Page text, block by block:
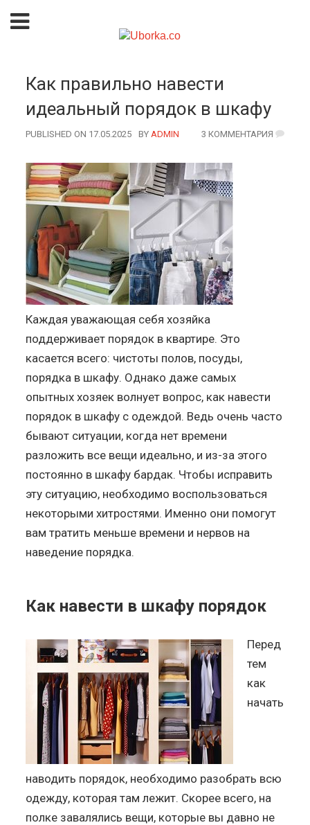
Как правильно навести
идеальный порядок в шкафу
PUBLISHED ON 17.05.2025 BY AUTHOR
ADMIN 3 КОММЕНТАРИЯ
Каждая уважающая себя хозяйка
поддерживает порядок в квартире. Это
касается всего: чистоты полов, посуды,
порядка в шкафу. Однако даже самых
опытных хозяек волнует вопрос, как навести
порядок в шкафу с одеждой. Ведь очень часто
бывают ситуации, когда нет времени
разложить все вещи идеально, и из-за этого
постоянно в шкафу бардак. Чтобы исправить
эту ситуацию, необходимо воспользоваться
некоторыми хитростями. Именно они помогут
вам тратить меньше времени и нервов на
наведение порядка.
Как навести в шкафу порядок
Перед
тем
как
начать
наводить порядок, необходимо разобрать всю
одежду, которая там лежит. Скорее всего, на
полке завалялись вещи, которые вы давно не